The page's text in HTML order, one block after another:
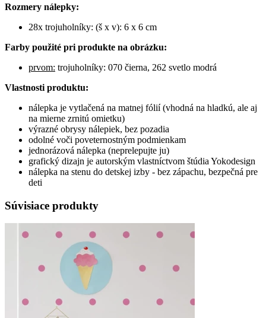
Rozmery nálepky:
28x trojuholníky: (š x v): 6 x 6 cm
Farby použité pri produkte na obrázku:
prvom: trojuholníky: 070 čierna, 262 svetlo modrá
Vlastnosti produktu:
nálepka je vytlačená na matnej fólií (vhodná na hladkú, ale aj
na mierne zrnitú omietku)
výrazné obrysy nálepiek, bez pozadia
odolné voči poveternostným podmienkam
jednorázová nálepka (neprelepujte ju)
grafický dizajn je autorským vlastníctvom štúdia Yokodesign
nálepka na stenu do detskej izby - bez zápachu, bezpečná pre
deti
Súvisiace produkty